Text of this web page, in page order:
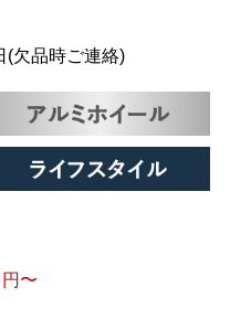
(欠品時ご連絡)
円〜